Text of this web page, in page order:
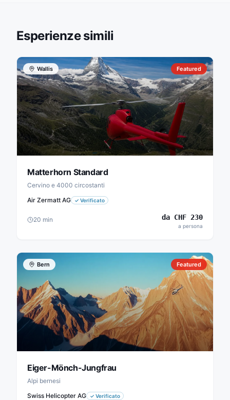
Esperienze simili
Wallis Featured
Matterhorn Standard
Cervino e 4000 circostanti
Air Zermatt AG
✓ Verificato
20 min da CHF 230
a persona
Bern Featured
Eiger-Mönch-Jungfrau
Alpi bernesi
Swiss Helicopter AG
✓ Verificato